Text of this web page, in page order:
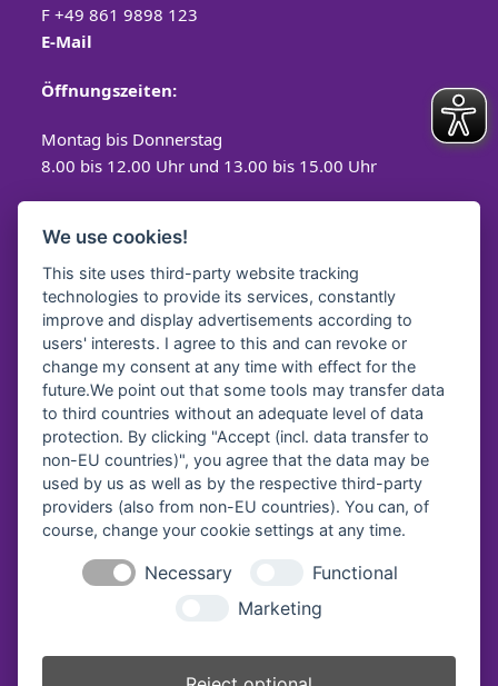
F +49 861 9898 123
E-Mail
Öffnungszeiten:
Montag bis Donnerstag
8.00 bis 12.00 Uhr und 13.00 bis 15.00 Uhr
8.00 bis 12.00 Uhr
Spendenkonto
Diakonisches Werk Traunstein e.V.
Kreissparkasse Traunstein-Trostberg
IBAN:DE64 7105 2050 0040 7535 92
BIC:BYLADEM1TST
Diakonie Service & Pflege gGmbH
VR Bank Oberbayern Südost eG
DE69 7109 0000 0008 2579 57
Vereinsregister-Nr:
We use cookies!
This site uses third-party website tracking
technologies to provide its services, constantly
improve and display advertisements according to
users' interests. I agree to this and can revoke or
change my consent at any time with effect for the
future.We point out that some tools may transfer data
to third countries without an adequate level of data
protection. By clicking "Accept (incl. data transfer to
non-EU countries)", you agree that the data may be
used by us as well as by the respective third-party
providers (also from non-EU countries). You can, of
course, change your cookie settings at any time.
Necessary
Functional
Marketing